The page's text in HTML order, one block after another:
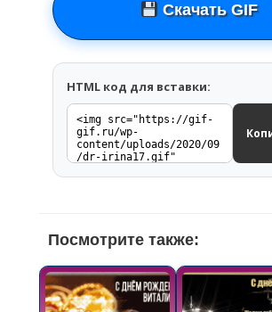
Скачать GIF
HTML код для вставки:
Посмотрите также: